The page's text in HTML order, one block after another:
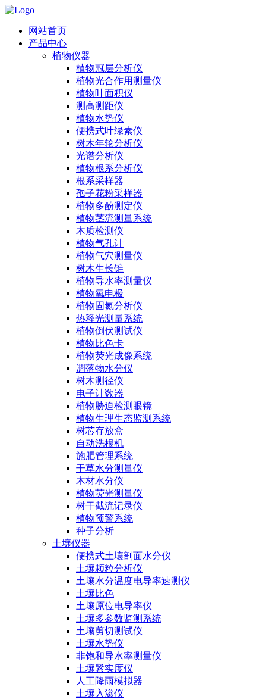
网站首页
产品中心
植物仪器
植物冠层分析仪
植物光合作用测量仪
植物叶面积仪
测高测距仪
植物水势仪
便携式叶绿素仪
树木年轮分析仪
光谱分析仪
植物根系分析仪
根系采样器
孢子花粉采样器
植物多酚测定仪
植物茎流测量系统
木质检测仪
植物气孔计
植物气穴测量仪
树木生长锥
植物导水率测量仪
植物氧电极
植物固氮分析仪
热释光测量系统
植物倒伏测试仪
植物比色卡
植物荧光成像系统
凋落物水分仪
树木测径仪
电子计数器
植物胁迫检测眼镜
植物生理生态监测系统
树芯存放盒
自动洗根机
施肥管理系统
干草水分测量仪
木材水分仪
植物荧光测量仪
树干截流记录仪
植物预警系统
种子分析
土壤仪器
便携式土壤剖面水分仪
土壤颗粒分析仪
土壤水分温度电导率速测仪
土壤比色
土壤原位电导率仪
土壤多参数监测系统
土壤剪切测试仪
土壤水势仪
非饱和导水率测量仪
土壤紧实度仪
人工降雨模拟器
土壤入渗仪